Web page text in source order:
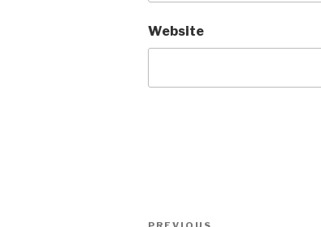
Website
Post